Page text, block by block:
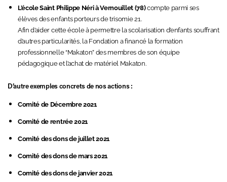
L’école Saint Philippe Néri à Vernouillet (78)compte parmi ses
élèves des enfants porteurs de trisomie 21.
Afin d’aider cette école à permettre la scolarisation d’enfants souffrant
d’autres particularités, la Fondation a financé la formation
professionnelle “Makaton” des membres de son équipe
pédagogique et l’achat de matériel Makaton.
D’autre exemples concrets de nos actions :
Comité de Décembre 2021
Comité de rentrée 2021
Comité des dons de juillet 2021
Comité des dons de mars 2021
Comité des dons de janvier 2021